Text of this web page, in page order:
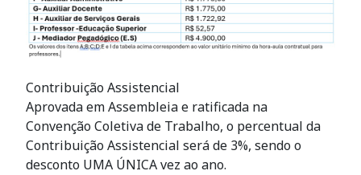
Contribuição Assistencial
Aprovada em Assembleia e ratificada na
Convenção Coletiva de Trabalho, o percentual da
Contribuição Assistencial será de 3%, sendo o
desconto UMA ÚNICA vez ao ano.